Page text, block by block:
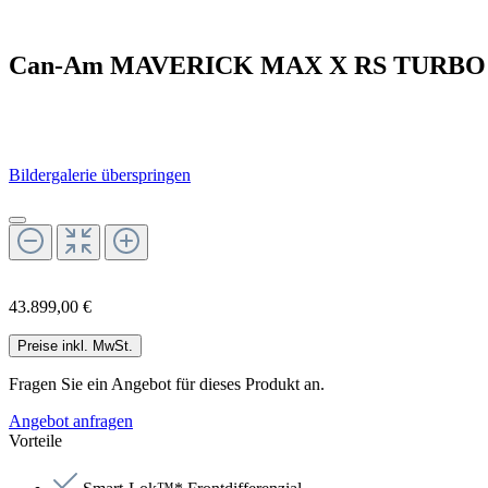
Can-Am MAVERICK MAX X RS
Bildergalerie überspringen
43.899,00 €
Preise inkl. MwSt.
Fragen Sie ein Angebot für dieses Produkt an.
Angebot anfragen
Vorteile